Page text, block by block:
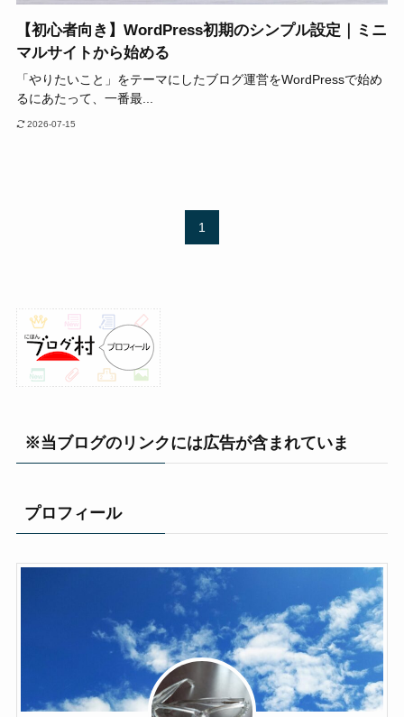
【初心者向き】WordPress初期のシンプル設定｜ミニ
マルサイトから始める
「やりたいこと」をテーマにしたブログ運営をWordPressで始め
るにあたって、一番最...
2026-07-15
1
※当ブログのリンクには広告が含まれていま
プロフィール